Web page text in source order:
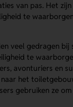
van pas. Het
te
veel gedragen bij
te
avonturiers en
het
gebruiken ze